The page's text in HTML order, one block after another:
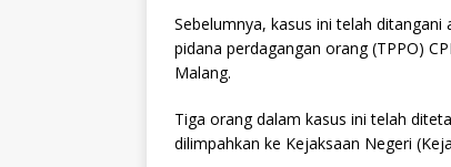
Sebelumnya, kasus ini telah
pidana perdagangan orang (TPPO)
Malang.
Tiga orang dalam kasus ini telah
dilimpahkan ke Kejaksaan Negeri